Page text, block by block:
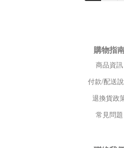
購物指
商品資訊
付款/配送
退換貨政
常見問題